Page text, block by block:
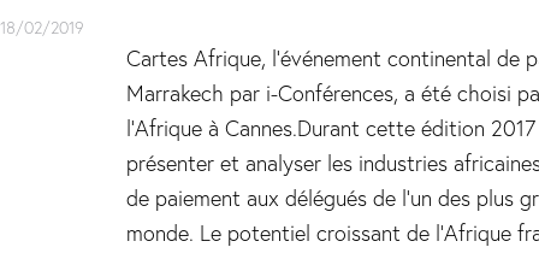
18/02/2019
Cartes Afrique, l’événement continental de
Marrakech par i-Conférences, a été choisi
l’Afrique à Cannes.Durant cette édition
présenter et analyser les industries
de paiement aux délégués de l’un des plus
monde. Le potentiel croissant de l’Afrique